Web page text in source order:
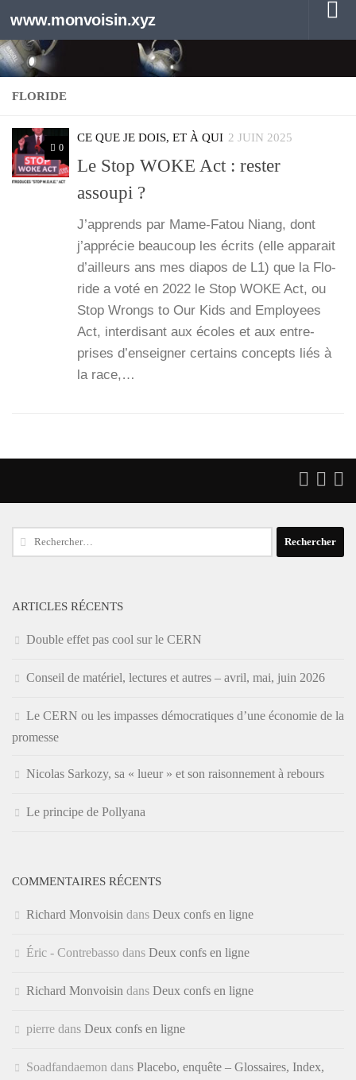
Au dessous du contenu
www.monvoisin.xyz
FLORIDE
0
CE QUE JE DOIS, ET À QUI 2 JUIN 2025
Le Stop WOKE Act : rester
assoupi ?
J’ap­prends par Mame-Fatou Niang, dont
j’ap­pré­cie beau­coup les écrits (elle appa­rait
d’ailleurs ans mes dia­pos de L1) que la Flo­
ride a voté en 2022 le Stop WOKE Act, ou
Stop Wrongs to Our Kids and Employees
Act, inter­di­sant aux écoles et aux entre­
prises d’en­sei­gner cer­tains concepts liés à
la race,…
Rechercher :
ARTICLES RÉCENTS
Double effet pas cool sur le CERN
Conseil de matériel, lectures et autres – avril, mai, juin 2026
Le CERN ou les impasses démocratiques d’une économie de la
promesse
Nicolas Sarkozy, sa « lueur » et son raisonnement à rebours
Le principe de Pollyana
COMMENTAIRES RÉCENTS
Richard Monvoisin dans Deux confs en ligne
Éric - Contrebasso dans Deux confs en ligne
Richard Monvoisin dans Deux confs en ligne
pierre dans Deux confs en ligne
Soadfandaemon dans Placebo, enquête – Glossaires, Index,